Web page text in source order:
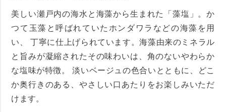
美しい瀬戸内の海水と海藻から生まれた「藻塩」。か
つて玉藻と呼ばれていたホンダワラなどの海藻を用
い、 丁寧に仕上げられています。海藻由来のミネラル
と旨みが凝縮されたその味わいは、角のないやわらか
な塩味が特徴。 淡いベージュの色合いとともに、どこ
か奥行きのある、やさしい口あたりをお楽しみいただ
けます。